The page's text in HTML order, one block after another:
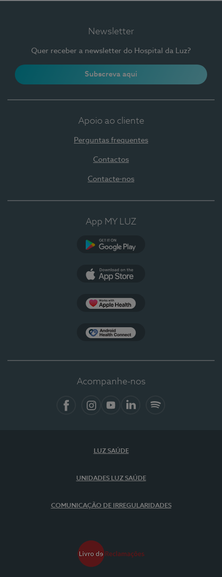
Newsletter
Quer receber a newsletter do Hospital da Luz?
Subscreva aqui
Apoio ao cliente
Perguntas frequentes
Contactos
Contacte-nos
App MY LUZ
Acompanhe-nos
LUZ SAÚDE
UNIDADES LUZ SAÚDE
COMUNICAÇÃO DE IRREGULARIDADES